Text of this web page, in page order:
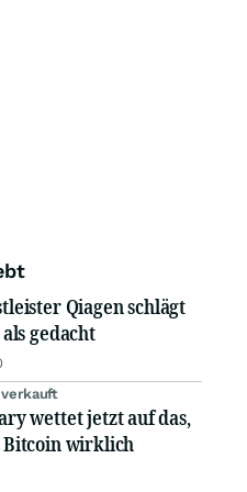
Qiagen schlägt
gedacht
wettet jetzt auf das,
Bitcoin wirklich